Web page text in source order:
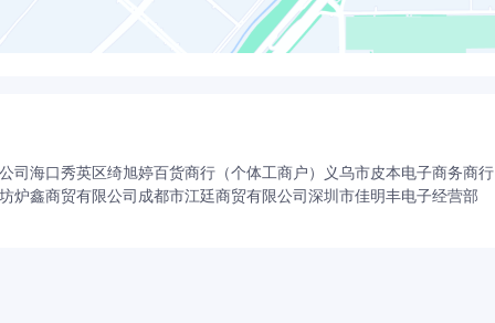
司海口秀英区绮旭婷百货商行（个体工商户） 义乌市皮本电子商务商行
炉鑫商贸有限公司成都市江廷商贸有限公司深圳市佳明丰电子经营部